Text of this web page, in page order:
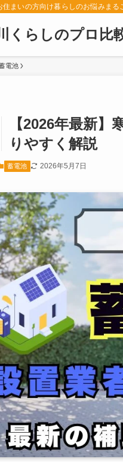
住まいの方向け暮らしのお悩みまる
くらしのプロ比
電池
【2026年最新
りやすく解説
蓄電池 2026年5月7日